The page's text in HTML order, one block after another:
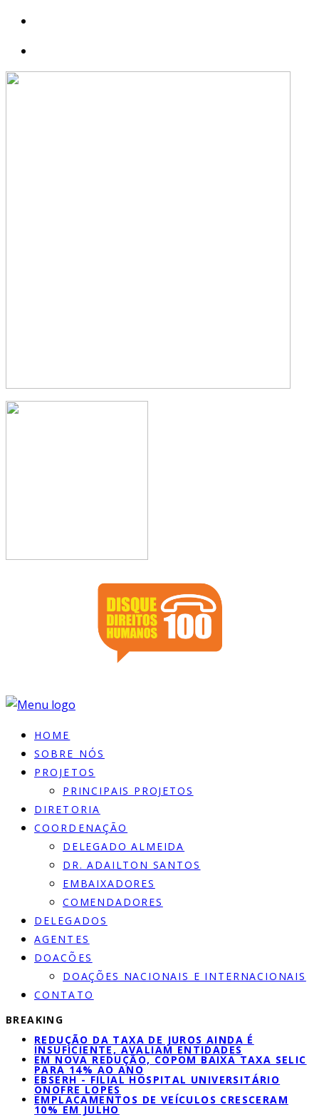
HOME
SOBRE NÓS
PROJETOS
PRINCIPAIS PROJETOS
DIRETORIA
COORDENAÇÃO
DELEGADO ALMEIDA
DR. ADAILTON SANTOS
EMBAIXADORES
COMENDADORES
DELEGADOS
AGENTES
DOACÕES
DOAÇÕES NACIONAIS E INTERNACIONAIS
CONTATO
BREAKING
REDUÇÃO DA TAXA DE JUROS AINDA É
INSUFICIENTE, AVALIAM ENTIDADES
EM NOVA REDUÇÃO, COPOM BAIXA TAXA SELIC
PARA 14% AO ANO
EBSERH - FILIAL HOSPITAL UNIVERSITÁRIO
ONOFRE LOPES
EMPLACAMENTOS DE VEÍCULOS CRESCERAM
10% EM JULHO